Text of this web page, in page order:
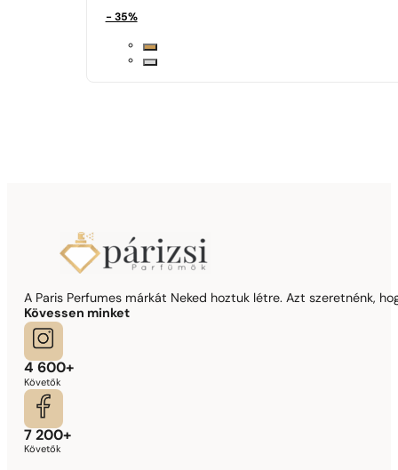
- 35%
A Paris Perfumes márkát Neked hoztuk létre. Azt szeretnénk,
Kövessen minket
4 600+
Követők
7 200+
Követők